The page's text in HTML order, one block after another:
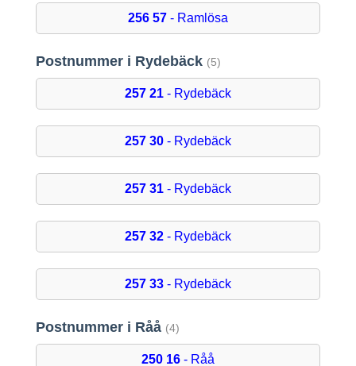
256 57- Ramlösa
Postnummer i Rydebäck (5)
257 21- Rydebäck
257 30- Rydebäck
257 31- Rydebäck
257 32- Rydebäck
257 33- Rydebäck
Postnummer i Råå (4)
250 16- Råå